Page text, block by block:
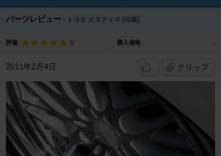
パーツレビュー トヨタ エスティマ [50系]
評価 5 購入価格 -
2011年2月4日 クリップ